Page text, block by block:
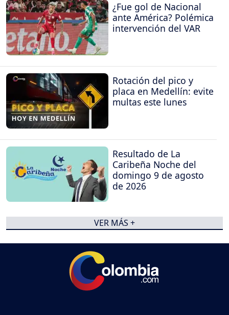
¿Fue gol de Nacional
ante América? Polémica
intervención del VAR
Rotación del pico y
placa en Medellín: evite
multas este lunes
Resultado de La
Caribeña Noche del
domingo 9 de agosto
de 2026
VER MÁS +